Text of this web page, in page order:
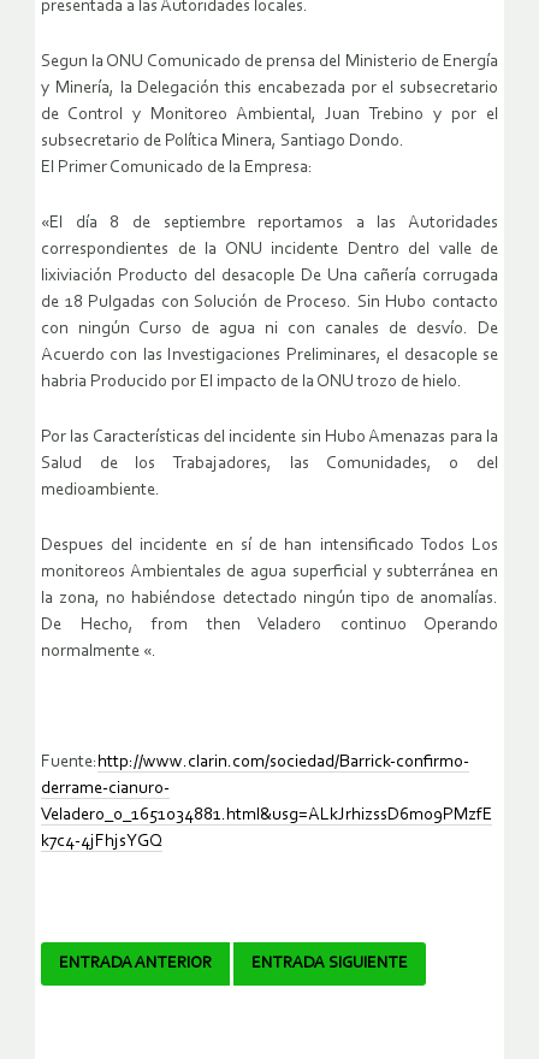
presentada a las Autoridades locales.
Segun la ONU Comunicado de prensa del Ministerio de Energía
y Minería, la Delegación this encabezada por el subsecretario
de Control y Monitoreo Ambiental, Juan Trebino y por el
subsecretario de Política Minera, Santiago Dondo.
El Primer Comunicado de la Empresa:
«El día 8 de septiembre reportamos a las Autoridades
correspondientes de la ONU incidente Dentro del valle de
lixiviación Producto del desacople De Una cañería corrugada
de 18 Pulgadas con Solución de Proceso. Sin Hubo contacto
con ningún Curso de agua ni con canales de desvío. De
Acuerdo con las Investigaciones Preliminares, el desacople se
habria Producido por El impacto de la ONU trozo de hielo.
Por las Características del incidente sin Hubo Amenazas para la
Salud de los Trabajadores, las Comunidades, o del
medioambiente.
Despues del incidente en sí de han intensificado Todos Los
monitoreos Ambientales de agua superficial y subterránea en
la zona, no habiéndose detectado ningún tipo de anomalías.
De Hecho, from then Veladero continuo Operando
normalmente «.
Fuente: http://www.clarin.com/sociedad/Barrick-confirmo-
derrame-cianuro-
Veladero_0_1651034881.html&usg=ALkJrhizssD6m09PMzfE
k7c4-4jFhjsYGQ
Navegador
ENTRADA ANTERIOR ENTRADA SIGUIENTE